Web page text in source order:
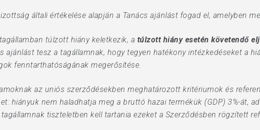
általi értékelése alapján a Tanács ajánlást fogad el, amelyben
túlzott hiány keletkezik, a túlzott hiány esetén követendő
ajánlást tesz a tagállamnak, hogy tegyen hatékony intézkedéseket a
fenntarthatóságának megerősítése.
az uniós szerződésekben meghatározott kritériumok és
hiányuk nem haladhatja meg a bruttó hazai termékük (GDP) 3%-át,
tiszteletben kell tartania ezeket a Szerződésben rögzített